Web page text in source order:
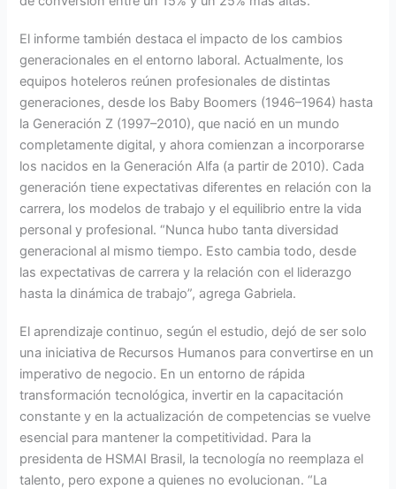
El informe también destaca el impacto de los cambios
generacionales en el entorno laboral. Actualmente, los
equipos hoteleros reúnen profesionales de distintas
generaciones, desde los Baby Boomers (1946–1964) hasta
la Generación Z (1997–2010), que nació en un mundo
completamente digital, y ahora comienzan a incorporarse
los nacidos en la Generación Alfa (a partir de 2010). Cada
generación tiene expectativas diferentes en relación con la
carrera, los modelos de trabajo y el equilibrio entre la vida
personal y profesional. “Nunca hubo tanta diversidad
generacional al mismo tiempo. Esto cambia todo, desde
las expectativas de carrera y la relación con el liderazgo
hasta la dinámica de trabajo”, agrega Gabriela.
El aprendizaje continuo, según el estudio, dejó de ser solo
una iniciativa de Recursos Humanos para convertirse en un
imperativo de negocio. En un entorno de rápida
transformación tecnológica, invertir en la capacitación
constante y en la actualización de competencias se vuelve
esencial para mantener la competitividad. Para la
presidenta de HSMAI Brasil, la tecnología no reemplaza el
talento, pero expone a quienes no evolucionan. “La